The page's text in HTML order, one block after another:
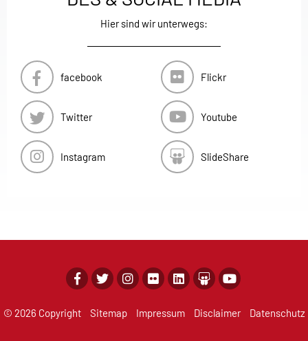
Hier sind wir unterwegs:
facebook
Twitter
Instagram
Flickr
Youtube
SlideShare
© 2026 Copyright Sitemap Impressum Disclaimer Datenschutz